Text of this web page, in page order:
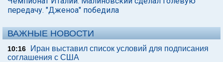
передачу. "Дженоа" победила
ВАЖНЫЕ НОВОСТИ
10:16
Иран выставил список условий для подписания
соглашения с США